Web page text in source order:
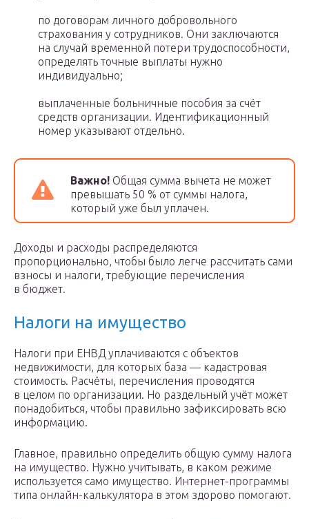
по договорам личного добровольного
страхования у сотрудников. Они заключаются
на случай временной потери трудоспособности,
определять точные выплаты нужно
индивидуально;
выплаченные больничные пособия за счёт
средств организации. Идентификационный
номер указывают отдельно.
Важно! Общая сумма вычета не может
превышать 50 % от суммы налога,
который уже был уплачен.
Доходы и расходы распределяются
пропорционально, чтобы было легче рассчитать сами
взносы и налоги, требующие перечисления
в бюджет.
Налоги на имущество
Налоги при ЕНВД уплачиваются с объектов
недвижимости, для которых база — кадастровая
стоимость. Расчёты, перечисления проводятся
в целом по организации. Но раздельный учёт может
понадобиться, чтобы правильно зафиксировать всю
информацию.
Главное, правильно определить общую сумму налога
на имущество. Нужно учитывать, в каком режиме
используется само имущество. Интернет-программы
типа онлайн-калькулятора в этом здорово помогают.